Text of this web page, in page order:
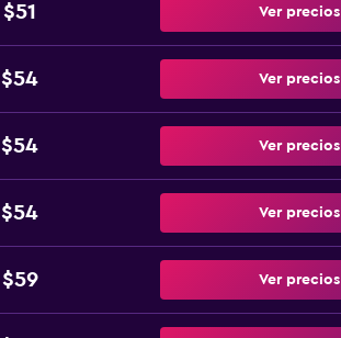
$51 Ver precios
$54 Ver precios
$54 Ver precios
$54 Ver precios
$59 Ver precios